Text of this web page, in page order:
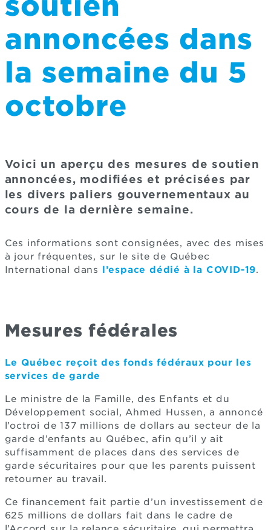
annoncées dans
la semaine du 5
octobre
Voici un aperçu des mesures de soutien
annoncées, modifiées et précisées par
les divers paliers gouvernementaux au
cours de la dernière semaine.
Ces informations sont consignées, avec des mises
à jour fréquentes, sur le site de Québec
International dans l’espace dédié à la COVID-19.
Mesures fédérales
Le Québec reçoit des fonds fédéraux pour les
services de garde
Le ministre de la Famille, des Enfants et du
Développement social, Ahmed Hussen, a annoncé
l’octroi de 137 millions de dollars au secteur de la
garde d’enfants au Québec, afin qu’il y ait
suffisamment de places dans des services de
garde sécuritaires pour que les parents puissent
retourner au travail.
Ce financement fait partie d’un investissement de
625 millions de dollars fait dans le cadre de